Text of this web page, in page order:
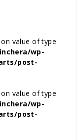
value of type
wp-
post-
value of type
wp-
post-